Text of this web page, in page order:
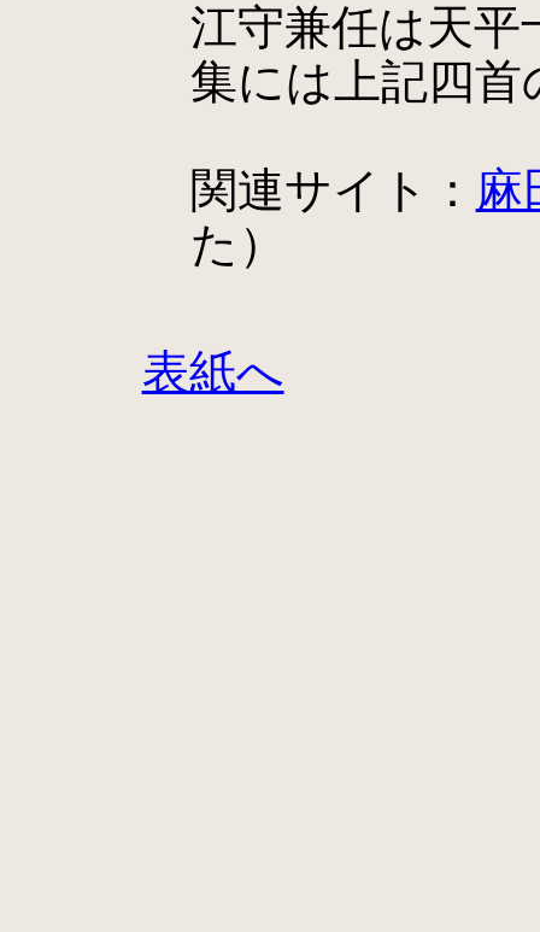
江守兼任は天平
集には上記四首
関連サイト： 麻
た）
表紙へ